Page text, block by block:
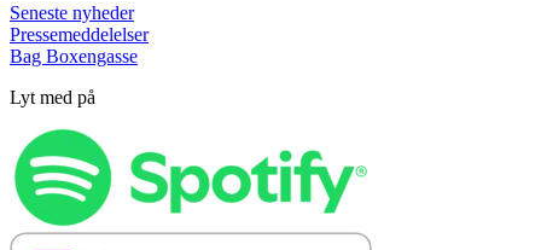
Seneste nyheder
Pressemeddelelser
Bag Boxengasse
Lyt med på